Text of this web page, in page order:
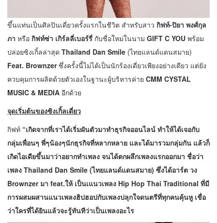
ขึ้นแท่นเป็นศิลปินเดี่ยวครั้งแรกในชีวิต สำหรับสาว กิฟท์-ปิยา พงศ์กุล
ภา หรือ กิฟท์ซ่า เกิร์ลลี่เบอร์รี่ กับชื่อใหม่ในนาม GIFT C YOU พร้อม
ปล่อยซิงเกิ้ลล่าสุด Thailand Dan Smile (ไทยแลนด์แดนสมาย)
Feat. Brownzerซึ่งครั้งนี้ไม่ได้เป็นนักร้องเดี่ยวเพียงอย่างเดียว แต่ยัง
ควบคุมการผลิตด้วยตัวเองในฐานะผู้บริหารค่าย CMM CYSTAL
MUSIC & MEDIA อีกด้วย
จุดเริ่มต้นของซิงเกิ้ลเดี่ยว
กิฟท์ “เกิดจากที่เราได้เริ่มผันตัวมาทำธุรกิจออนไลน์ ทำให้ได้เจอกับ
กลุ่มเพื่อนๆ พี่ๆน้องๆนักธุรกิจที่หลากหลาย และได้มารวมกลุ่มกัน แล้วก็
เกิดไอเดียขึ้นมาว่าอยากทำเพลง จนได้ตกผลึกเพลงแรกออกมา ชื่อว่า
เพลง Thailand Dan Smile (ไทยแลนด์แดนสมาย) ซึ่งได้อาร์ต วง
Brownzer มา feat.ให้ เป็นเแนวเพลง Hip Hop Thai Traditional ที่มี
การผสมผสานแนวเพลงฮิปฮอปกับเพลงปลุกใจดนตรีที่ทุกคนคุ้นหู เชื่อ
ว่าใครที่ได้ยินแล้วจะรู้ทันทีว่าเป็นเพลงอะไร